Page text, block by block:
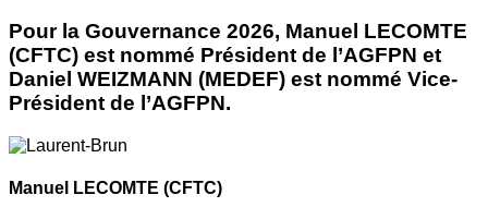
Pour la Gouvernance 2026, Manuel LECOMTE
(CFTC) est nommé Président de l’AGFPN et
Daniel WEIZMANN (MEDEF) est nommé Vice-
Président de l’AGFPN.
Manuel LECOMTE (CFTC)